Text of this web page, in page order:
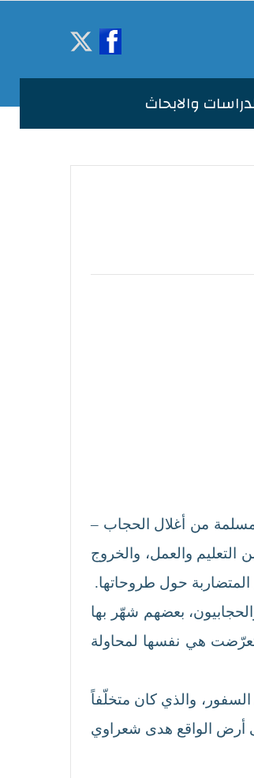
والابحاث
المسلمة من أغلال الحجاب –
التعليم والعمل، والخروج
بعضهم شهّر بها
هي نفسها لمحاولة
والذي كان متخلّفاً
كتابه «تحرير المرأة» 1899، وترجمت تنفيذه على أرض الواقع هدى شعراوي